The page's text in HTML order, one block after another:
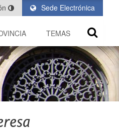
Sede Electrónica
TEMAS